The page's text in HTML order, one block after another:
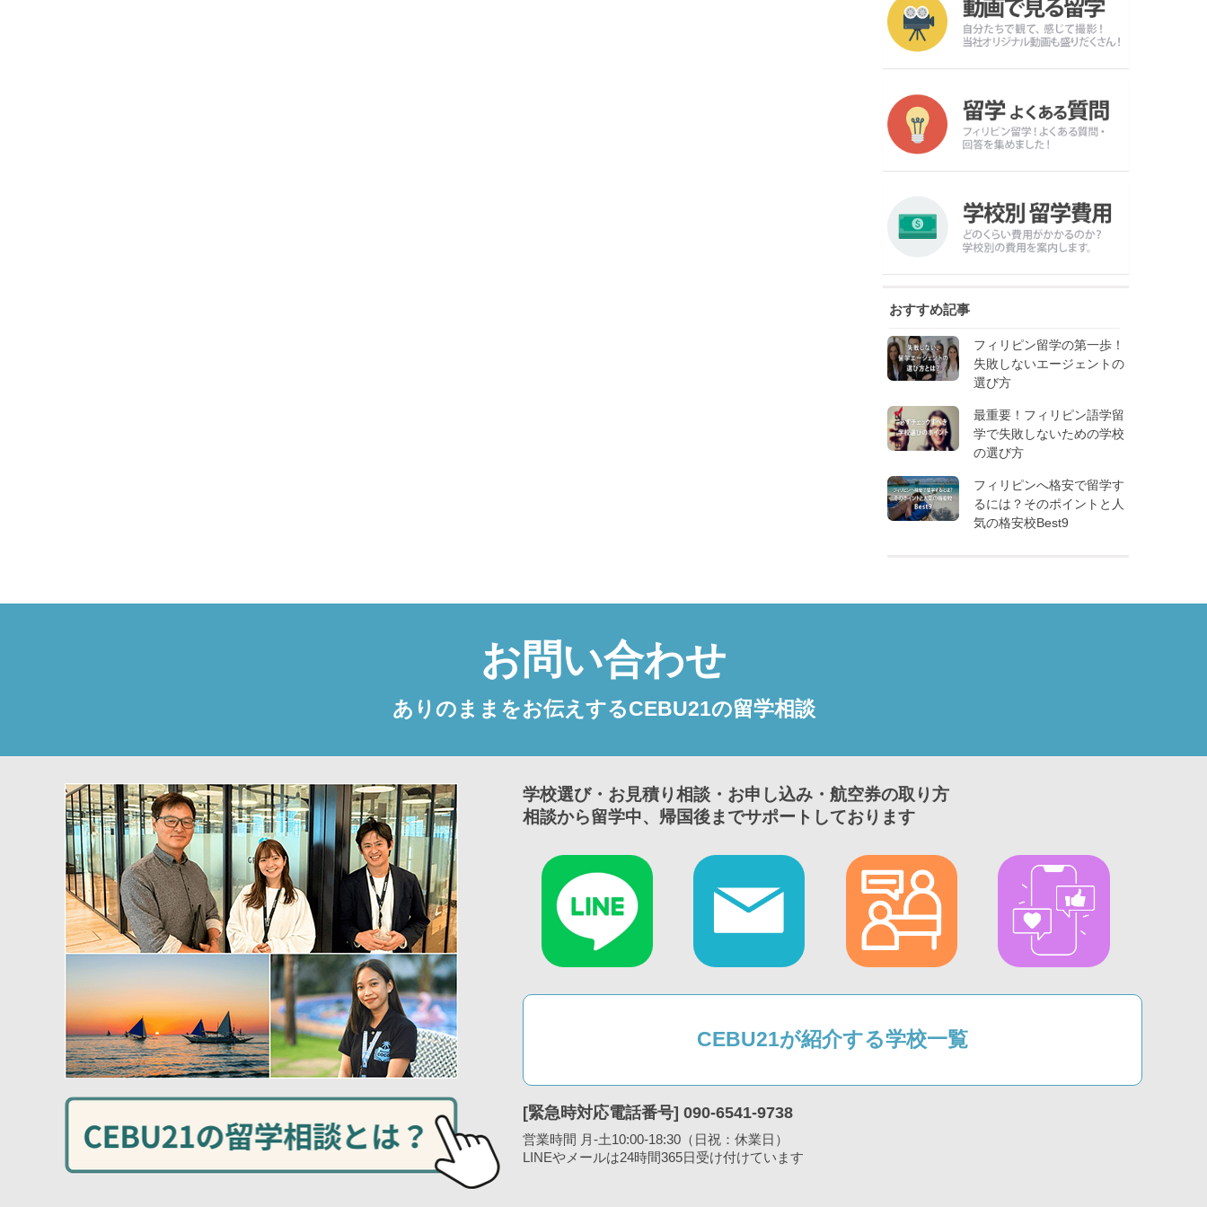
おすすめ記事
フィリピン留学の第一歩！
失敗しないエージェントの
選び方
最重要！フィリピン語学留
学で失敗しないための学校
の選び方
フィリピンへ格安で留学す
るには？そのポイントと人
気の格安校Best9
お問い合わせ
ありのままをお伝えするCEBU21の留学相談
学校選び・お見積り相談・お申し込み・航空券の取り方
相談から留学中、帰国後までサポートしております
CEBU21が紹介する学校一覧
[緊急時対応電話番号] 090-6541-9738
営業時間 月-土10:00-18:30（日祝：休業日）
LINEやメールは24時間365日受け付けています